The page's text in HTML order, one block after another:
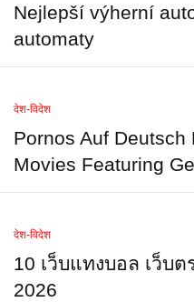
Nejlepší výherní
automaty
देश-विदेश
Pornos Auf Deutsch
Movies Featuring
देश-विदेश
10 เว็บแทงบอล เว็บ
2026